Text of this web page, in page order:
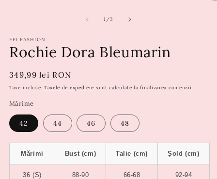
1 /din
3
EFI FASHION
Rochie Dora Bleumarin
Preț
obișnuit
349,99 lei RON
Taxe incluse. Taxele de expediere sunt calculate la finalizarea comenzii.
Mărime
42 44 46 48
Mărimi Bust (cm) Talie (cm) Șold (cm)
36 (S) 88-90 66-68 92-94